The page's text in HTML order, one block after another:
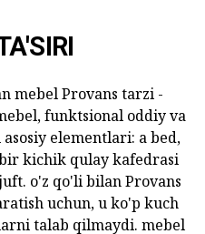
mebel Provans tarzi -
funktsional oddiy va
elementlari: a bed,
kichik qulay kafedrasi
o'z qo'li bilan Provans
uchun, u ko'p kuch
talab qilmaydi. mebel